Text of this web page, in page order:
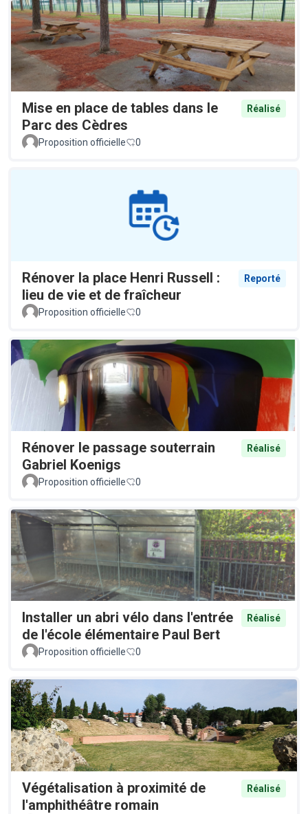
Mise en place de tables dans le
Parc des Cèdres
Réalisé
Proposition officielle 0
Rénover la place Henri Russell :
lieu de vie et de fraîcheur
Reporté
Proposition officielle 0
Rénover le passage souterrain
Gabriel Koenigs
Réalisé
Proposition officielle 0
Installer un abri vélo dans l'entrée
de l'école élémentaire Paul Bert
Réalisé
Proposition officielle 0
Végétalisation à proximité de
l'amphithéâtre romain
Réalisé